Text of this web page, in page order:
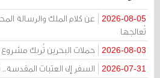
2026-08-05
عن كلام الملك والرسالة
تُعالجها
2026-08-03 حملات البحرين تُربك مشروع
2026-07-31 السفر إلى العتبات